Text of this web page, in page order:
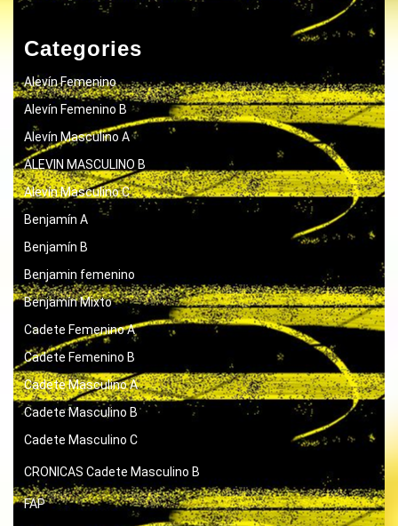
Categories
Alevín Femenino
Alevín Femenino B
Alevín Masculino A
ALEVIN MASCULINO B
Alevín Masculino C
Benjamín A
Benjamín B
Benjamin femenino
Benjamín Mixto
Cadete Femenino A
Cadete Femenino B
Cadete Masculino A
Cadete Masculino B
Cadete Masculino C
CRONICAS Cadete Masculino B
FAP